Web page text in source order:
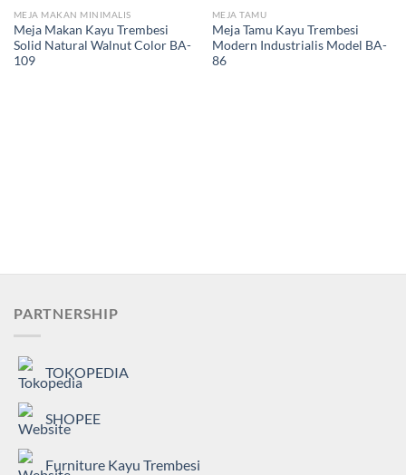
MEJA MAKAN MINIMALIS
Meja Makan Kayu Trembesi
Solid Natural Walnut Color BA-
109
MEJA TAMU
Meja Tamu Kayu Trembesi
Modern Industrialis Model BA-
86
PARTNERSHIP
TOKOPEDIA
SHOPEE
Furniture Kayu Trembesi